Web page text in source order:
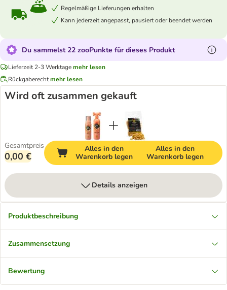
Regelmäßige Lieferungen erhalten
Kann jederzeit angepasst, pausiert oder beendet werden
Du sammelst 22 zooPunkte für dieses Produkt
Lieferzeit 2-3 Werktagemehr lesen
Rückgaberechtmehr lesen
Wird oft zusammen gekauft
Gesamtpreis
0,00 €
Alles in den
Warenkorb legen
Alles in den
Warenkorb legen
Details anzeigen
Produktbeschreibung
Zusammensetzung
Bewertung